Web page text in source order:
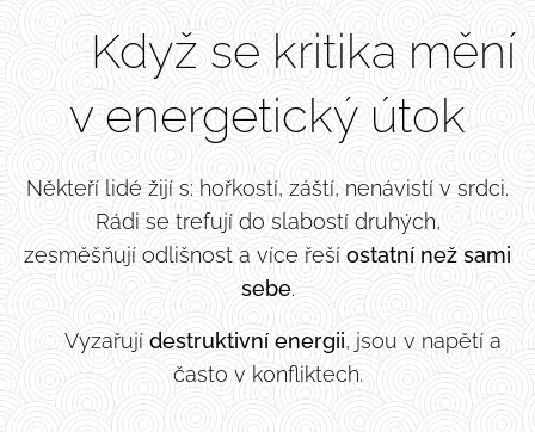
🕯️ Když se kritika mění
v energetický útok
Někteří lidé žijí s: hořkostí, záští, nenávistí v srdci.
Rádi se trefují do slabostí druhých,
zesměšňují odlišnost a více řeší ostatní než sami
sebe.
👉 Vyzařují destruktivní energii, jsou v napětí a
často v konfliktech.